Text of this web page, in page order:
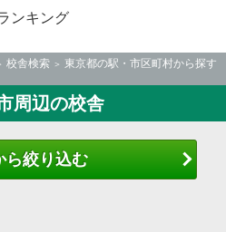
ンキング
校舎検索
東京都の駅・市区町村から探す
周辺の校舎
ら絞り込む